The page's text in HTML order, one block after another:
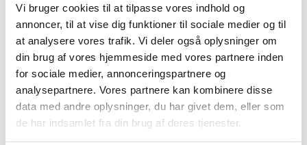
Vi bruger cookies til at tilpasse vores indhold og
annoncer, til at vise dig funktioner til sociale medier og til
at analysere vores trafik. Vi deler også oplysninger om
din brug af vores hjemmeside med vores partnere inden
for sociale medier, annonceringspartnere og
analysepartnere. Vores partnere kan kombinere disse
data med andre oplysninger, du har givet dem, eller som
de har indsamlet fra din brug af deres tjenester.
10.00, hvorefter der vil være en aktivitet og så
slutter vi af med farvelsang kl. 11.
Det er gratis at deltage.